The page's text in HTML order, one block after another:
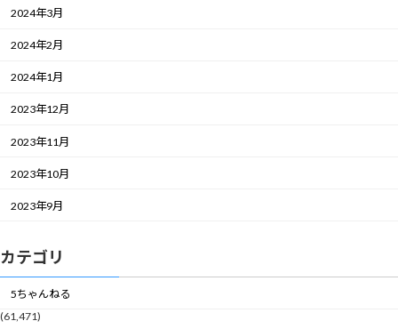
2024年3月
2024年2月
2024年1月
2023年12月
2023年11月
2023年10月
2023年9月
カテゴリ
5ちゃんねる
(61,471)